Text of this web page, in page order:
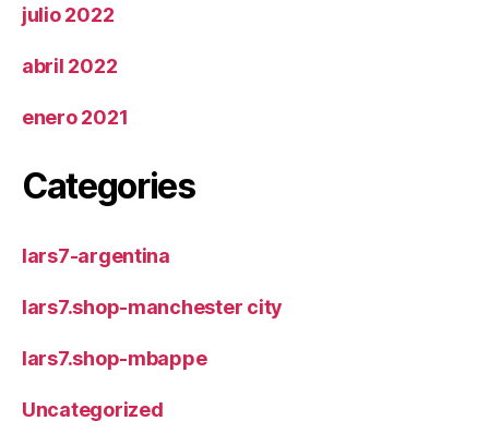
julio 2022
abril 2022
enero 2021
Categories
lars7-argentina
lars7.shop-manchester city
lars7.shop-mbappe
Uncategorized